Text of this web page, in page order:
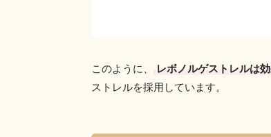
このように、 レボノルゲストレルは
ストレルを採用しています。